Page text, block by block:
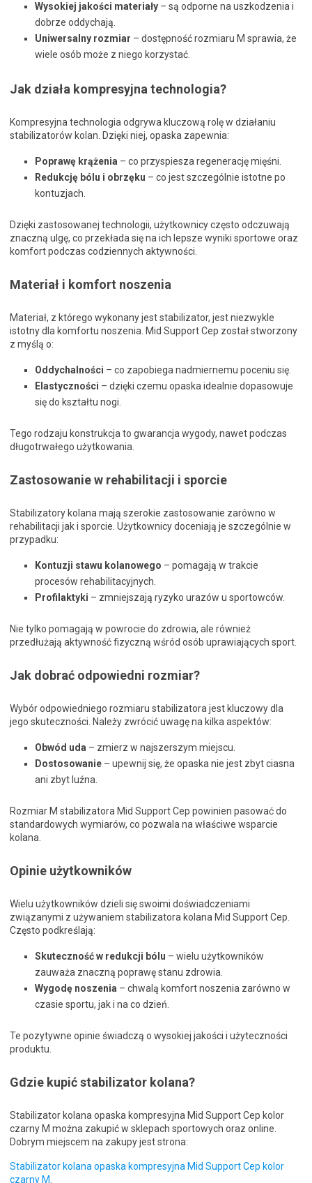
Wysokiej jakości materiały – są odporne na uszkodzenia i
dobrze oddychają.
Uniwersalny rozmiar – dostępność rozmiaru M sprawia, że
wiele osób może z niego korzystać.
Jak działa kompresyjna technologia?
Kompresyjna technologia odgrywa kluczową rolę w działaniu
stabilizatorów kolan. Dzięki niej, opaska zapewnia:
Poprawę krążenia – co przyspiesza regenerację mięśni.
Redukcję bólu i obrzęku – co jest szczególnie istotne po
kontuzjach.
Dzięki zastosowanej technologii, użytkownicy często odczuwają
znaczną ulgę, co przekłada się na ich lepsze wyniki sportowe oraz
komfort podczas codziennych aktywności.
Materiał i komfort noszenia
Materiał, z którego wykonany jest stabilizator, jest niezwykle
istotny dla komfortu noszenia. Mid Support Cep został stworzony
z myślą o:
Oddychalności – co zapobiega nadmiernemu poceniu się.
Elastyczności – dzięki czemu opaska idealnie dopasowuje
się do kształtu nogi.
Tego rodzaju konstrukcja to gwarancja wygody, nawet podczas
długotrwałego użytkowania.
Zastosowanie w rehabilitacji i sporcie
Stabilizatory kolana mają szerokie zastosowanie zarówno w
rehabilitacji jak i sporcie. Użytkownicy doceniają je szczególnie w
przypadku:
Kontuzji stawu kolanowego – pomagają w trakcie
procesów rehabilitacyjnych.
Profilaktyki – zmniejszają ryzyko urazów u sportowców.
Nie tylko pomagają w powrocie do zdrowia, ale również
przedłużają aktywność fizyczną wśród osób uprawiających sport.
Jak dobrać odpowiedni rozmiar?
Wybór odpowiedniego rozmiaru stabilizatora jest kluczowy dla
jego skuteczności. Należy zwrócić uwagę na kilka aspektów:
Obwód uda – zmierz w najszerszym miejscu.
Dostosowanie – upewnij się, że opaska nie jest zbyt ciasna
ani zbyt luźna.
Rozmiar M stabilizatora Mid Support Cep powinien pasować do
standardowych wymiarów, co pozwala na właściwe wsparcie
kolana.
Opinie użytkowników
Wielu użytkowników dzieli się swoimi doświadczeniami
związanymi z używaniem stabilizatora kolana Mid Support Cep.
Często podkreślają:
Skuteczność w redukcji bólu – wielu użytkowników
zauważa znaczną poprawę stanu zdrowia.
Wygodę noszenia – chwalą komfort noszenia zarówno w
czasie sportu, jak i na co dzień.
Te pozytywne opinie świadczą o wysokiej jakości i użyteczności
produktu.
Gdzie kupić stabilizator kolana?
Stabilizator kolana opaska kompresyjna Mid Support Cep kolor
czarny M można zakupić w sklepach sportowych oraz online.
Dobrym miejscem na zakupy jest strona:
Stabilizator kolana opaska kompresyjna Mid Support Cep kolor
czarny M